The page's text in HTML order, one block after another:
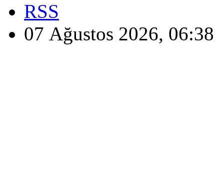
RSS
07 Ağustos 2026, 06:38